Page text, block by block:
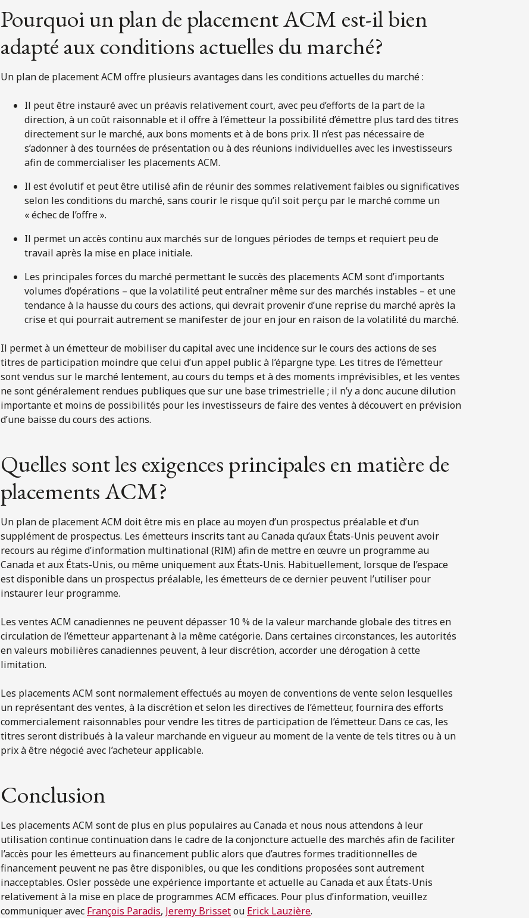
Pourquoi un plan de placement ACM est-il bien
adapté aux conditions actuelles du marché?
Un plan de placement ACM offre plusieurs avantages dans les conditions actuelles du marché :
Il peut être instauré avec un préavis relativement court, avec peu d’efforts de la part de la
direction, à un coût raisonnable et il offre à l’émetteur la possibilité d’émettre plus tard des titres
directement sur le marché, aux bons moments et à de bons prix. Il n’est pas nécessaire de
s’adonner à des tournées de présentation ou à des réunions individuelles avec les investisseurs
afin de commercialiser les placements ACM.
Il est évolutif et peut être utilisé afin de réunir des sommes relativement faibles ou significatives
selon les conditions du marché, sans courir le risque qu’il soit perçu par le marché comme un
« échec de l’offre ».
Il permet un accès continu aux marchés sur de longues périodes de temps et requiert peu de
travail après la mise en place initiale.
Les principales forces du marché permettant le succès des placements ACM sont d’importants
volumes d’opérations – que la volatilité peut entraîner même sur des marchés instables – et une
tendance à la hausse du cours des actions, qui devrait provenir d’une reprise du marché après la
crise et qui pourrait autrement se manifester de jour en jour en raison de la volatilité du marché.
Il permet à un émetteur de mobiliser du capital avec une incidence sur le cours des actions de ses
titres de participation moindre que celui d’un appel public à l’épargne type. Les titres de l’émetteur
sont vendus sur le marché lentement, au cours du temps et à des moments imprévisibles, et les ventes
ne sont généralement rendues publiques que sur une base trimestrielle ; il n’y a donc aucune dilution
importante et moins de possibilités pour les investisseurs de faire des ventes à découvert en prévision
d’une baisse du cours des actions.
Quelles sont les exigences principales en matière de
placements ACM?
Un plan de placement ACM doit être mis en place au moyen d’un prospectus préalable et d’un
supplément de prospectus. Les émetteurs inscrits tant au Canada qu’aux États-Unis peuvent avoir
recours au régime d’information multinational (RIM) afin de mettre en œuvre un programme au
Canada et aux États-Unis, ou même uniquement aux États-Unis. Habituellement, lorsque de l’espace
est disponible dans un prospectus préalable, les émetteurs de ce dernier peuvent l’utiliser pour
instaurer leur programme.
Les ventes ACM canadiennes ne peuvent dépasser 10 % de la valeur marchande globale des titres en
circulation de l’émetteur appartenant à la même catégorie. Dans certaines circonstances, les autorités
en valeurs mobilières canadiennes peuvent, à leur discrétion, accorder une dérogation à cette
limitation.
Les placements ACM sont normalement effectués au moyen de conventions de vente selon lesquelles
un représentant des ventes, à la discrétion et selon les directives de l’émetteur, fournira des efforts
commercialement raisonnables pour vendre les titres de participation de l’émetteur. Dans ce cas, les
titres seront distribués à la valeur marchande en vigueur au moment de la vente de tels titres ou à un
prix à être négocié avec l’acheteur applicable.
Conclusion
Les placements ACM sont de plus en plus populaires au Canada et nous nous attendons à leur
utilisation continue continuation dans le cadre de la conjoncture actuelle des marchés afin de faciliter
l’accès pour les émetteurs au financement public alors que d’autres formes traditionnelles de
financement peuvent ne pas être disponibles, ou que les conditions proposées sont autrement
inacceptables. Osler possède une expérience importante et actuelle au Canada et aux États-Unis
relativement à la mise en place de programmes ACM efficaces. Pour plus d’information, veuillez
communiquer avec François Paradis, Jeremy Brissetou Erick Lauzière.